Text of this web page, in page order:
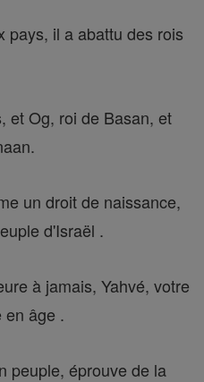
pays, il a abattu des rois
et Og, roi de Basan, et
un droit de naissance,
d'Israël .
à jamais, Yahvé, votre
en âge .
peuple, éprouve de la